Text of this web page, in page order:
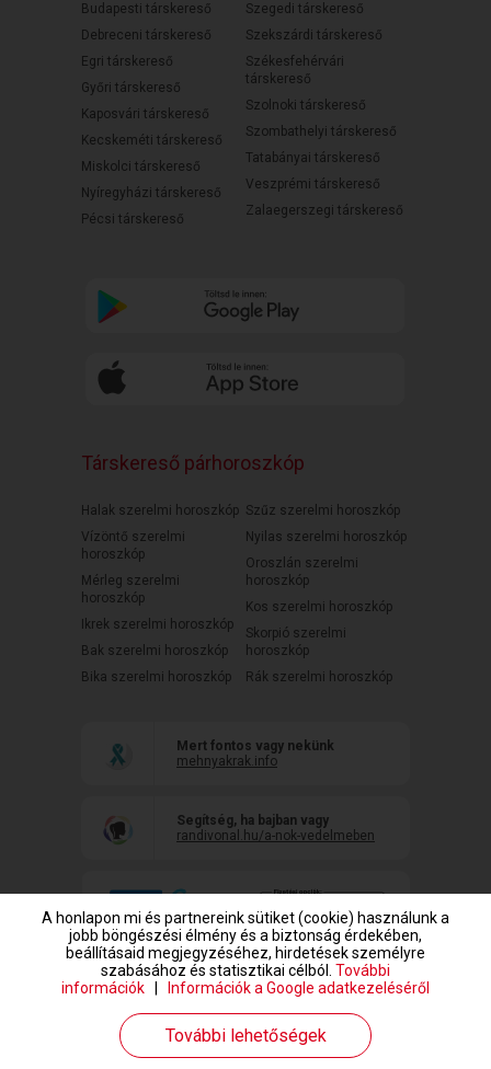
Budapesti társkereső
Debreceni társkereső
Egri társkereső
Győri társkereső
Kaposvári társkereső
Kecskeméti társkereső
Miskolci társkereső
Nyíregyházi társkereső
Pécsi társkereső
Szegedi társkereső
Szekszárdi társkereső
Székesfehérvári
társkereső
Szolnoki társkereső
Szombathelyi társkereső
Tatabányai társkereső
Veszprémi társkereső
Zalaegerszegi társkereső
Társkereső párhoroszkóp
Halak szerelmi horoszkóp
Vízöntő szerelmi
horoszkóp
Mérleg szerelmi
horoszkóp
Ikrek szerelmi horoszkóp
Bak szerelmi horoszkóp
Bika szerelmi horoszkóp
Szűz szerelmi horoszkóp
Nyilas szerelmi horoszkóp
Oroszlán szerelmi
horoszkóp
Kos szerelmi horoszkóp
Skorpió szerelmi
horoszkóp
Rák szerelmi horoszkóp
Mert fontos vagy nekünk
mehnyakrak.info
Segítség, ha bajban vagy
randivonal.hu/a-nok-vedelmeben
www.randivonal.hu © Copyright 1999-2026 Dating Central Europe Zrt.
A honlapon mi és partnereink sütiket (cookie) használunk a
jobb böngészési élmény és a biztonság érdekében,
beállításaid megjegyzéséhez, hirdetések személyre
szabásához és statisztikai célból. További
információk
Információk a Google adatkezeléséről
További lehetőségek